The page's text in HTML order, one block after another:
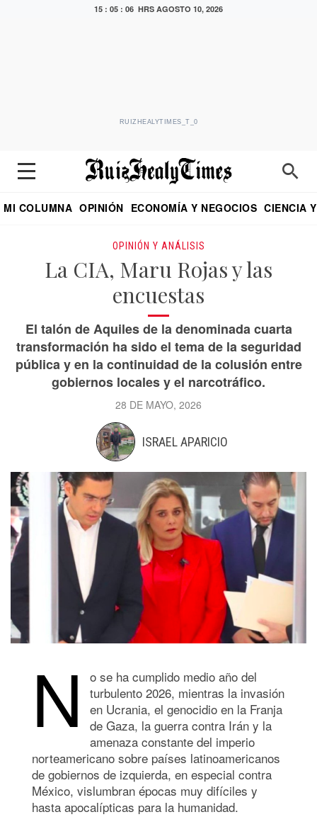
15 : 05 : 08 HRS AGOSTO 10, 2026
RUIZHEALYTIMES_T_0
MI COLUMNA OPINIÓN ECONOMÍA Y NEGOCIOS CIENCIA
OPINIÓN Y ANÁLISIS
La CIA, Maru Rojas y las
encuestas
El talón de Aquiles de la denominada cuarta
transformación ha sido el tema de la seguridad
pública y en la continuidad de la colusión entre
gobiernos locales y el narcotráfico.
28 DE MAYO, 2026
ISRAEL APARICIO
N
o se ha cumplido medio año del
turbulento 2026, mientras la invasión
en Ucrania, el genocidio en la Franja
de Gaza, la guerra contra Irán y la
amenaza constante del imperio
norteamericano sobre países latinoamericanos
de gobiernos de izquierda, en especial contra
México, vislumbran épocas muy difíciles y
hasta apocalípticas para la humanidad.